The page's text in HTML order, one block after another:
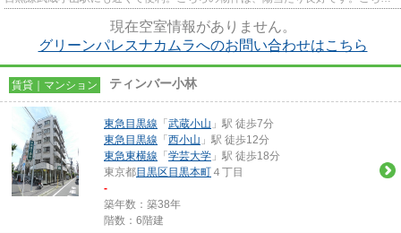
現在空室情報がありません。
グリーンパレスナカムラへのお問い合わせはこちら
賃貸｜マンション ティンバー小林
東急目黒線 「 武蔵小山 」駅 徒歩7分
東急目黒線 「 西小山 」駅 徒歩12分
東急東横線 「 学芸大学 」駅 徒歩18分
東京都目黒区 目黒本町 ４丁目
-
築年数：築38年
階数：6階建